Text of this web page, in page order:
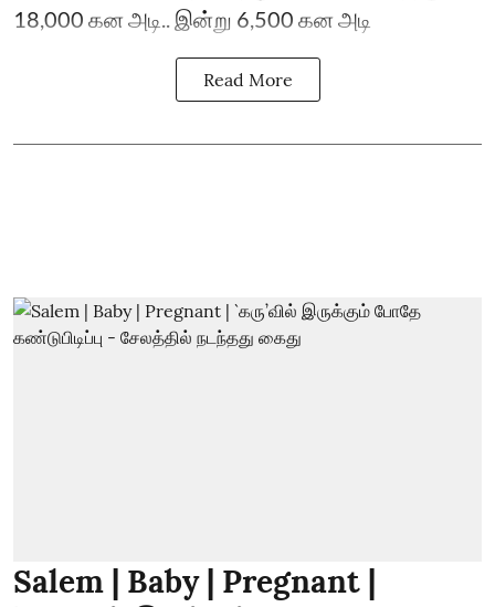
18,000 கன அடி.. இன்று 6,500 கன அடி
Read More
Salem | Baby | Pregnant |